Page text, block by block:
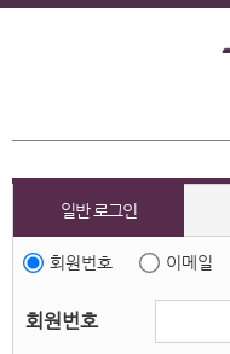
일반 로그인
회원번호 이메일
회원번호